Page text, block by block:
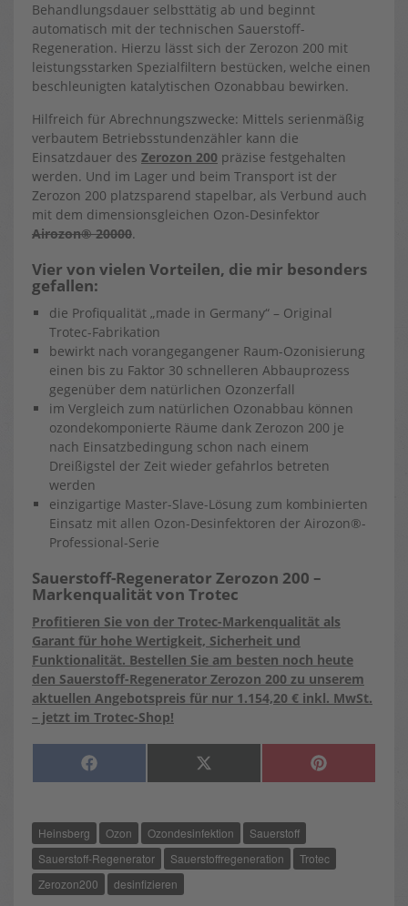
Behandlungsdauer selbsttätig ab und beginnt
automatisch mit der technischen Sauerstoff-
Regeneration. Hierzu lässt sich der Zerozon 200 mit
leistungsstarken Spezialfiltern bestücken, welche einen
beschleunigten katalytischen Ozonabbau bewirken.
Hilfreich für Abrechnungszwecke: Mittels serienmäßig
verbautem Betriebsstundenzähler kann die
Einsatzdauer des Zerozon 200 präzise festgehalten
werden. Und im Lager und beim Transport ist der
Zerozon 200 platzsparend stapelbar, als Verbund auch
mit dem dimensionsgleichen Ozon-Desinfektor
Airozon® 20000.
Vier von vielen Vorteilen, die mir besonders
gefallen:
die Profiqualität „made in Germany“ – Original
Trotec-Fabrikation
bewirkt nach vorangegangener Raum-Ozonisierung
einen bis zu Faktor 30 schnelleren Abbauprozess
gegenüber dem natürlichen Ozonzerfall
im Vergleich zum natürlichen Ozonabbau können
ozondekomponierte Räume dank Zerozon 200 je
nach Einsatzbedingung schon nach einem
Dreißigstel der Zeit wieder gefahrlos betreten
werden
einzigartige Master-Slave-Lösung zum kombinierten
Einsatz mit allen Ozon-Desinfektoren der Airozon®-
Professional-Serie
Sauerstoff-Regenerator Zerozon 200 –
Markenqualität von Trotec
Profitieren Sie von der Trotec-Markenqualität als
Garant für hohe Wertigkeit, Sicherheit und
Funktionalität. Bestellen Sie am besten noch heute
den Sauerstoff-Regenerator Zerozon 200 zu unserem
aktuellen Angebotspreis für nur 1.154,20 € inkl. MwSt.
– jetzt im Trotec-Shop!
SHARE
F
A
O
K
SHARE
X
(
T
T
E
R
)
SHARE
P
I
S
T
Heinsberg Ozon Ozondesinfektion
Sauerstoff
Sauerstoff-Regenerator
Sauerstoffregeneration
Trotec
Zerozon200
desinfizieren